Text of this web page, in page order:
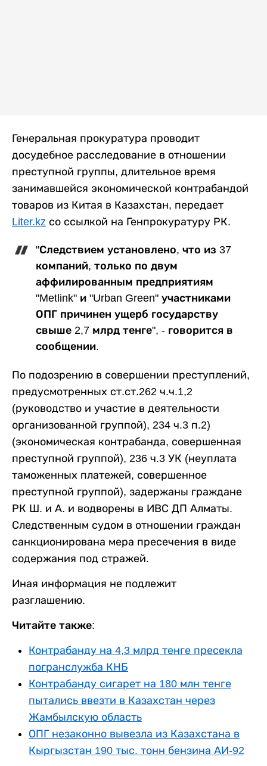
Генеральная прокуратура проводит
досудебное расследование в отношении
преступной группы, длительное время
занимавшейся экономической контрабандой
товаров из Китая в Казахстан, передает
Liter.kz со ссылкой на Генпрокуратуру РК.
"Следствием установлено, что из 37
компаний, только по двум
аффилированным предприятиям
"Metlink" и "Urban Green" участниками
ОПГ причинен ущерб государству
свыше 2,7 млрд тенге", - говорится в
сообщении.
По подозрению в совершении преступлений,
предусмотренных ст.ст.262 ч.ч.1,2
(руководство и участие в деятельности
организованной группой), 234 ч.3 п.2)
(экономическая контрабанда, совершенная
преступной группой), 236 ч.3 УК (неуплата
таможенных платежей, совершенное
преступной группой), задержаны граждане
РК Ш. и А. и водворены в ИВС ДП Алматы.
Следственным судом в отношении граждан
санкционирована мера пресечения в виде
содержания под стражей.
Иная информация не подлежит
разглашению.
Читайте также:
Контрабанду на 4,3 млрд тенге пресекла
погранслужба КНБ
Контрабанду сигарет на 180 млн тенге
пытались ввезти в Казахстан через
Жамбылскую область
ОПГ незаконно вывезла из Казахстана в
Кыргызстан 190 тыс. тонн бензина АИ-92